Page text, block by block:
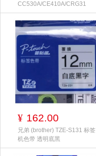
CC530A/CE410A/CRG31
¥ 162.00
兄弟 (brother) TZE-S131 标签
机色带 透明底黑